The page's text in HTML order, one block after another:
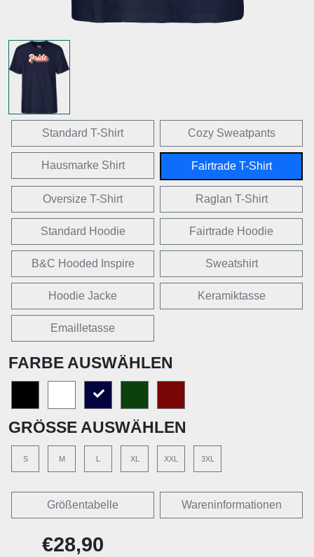
Standard T-Shirt Cozy Sweatpants
Hausmarke Shirt Fairtrade T-Shirt
Oversize T-Shirt Raglan T-Shirt
Standard Hoodie Fairtrade Hoodie
B&C Hooded Inspire Sweatshirt
Hoodie Jacke Keramiktasse
Emailletasse
FARBE AUSWÄHLEN
GRÖSSE AUSWÄHLEN
S M XL XXL 3XL
Größentabelle Wareninformationen
€28,90